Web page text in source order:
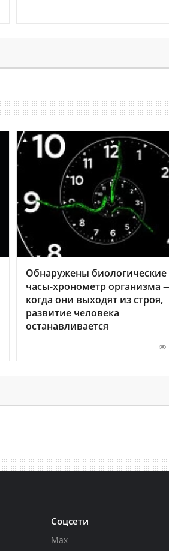
Обнаружены биологические
часы-хронометр организма
когда они выходят из строя,
развитие человека
останавливается
Соцсети
Max